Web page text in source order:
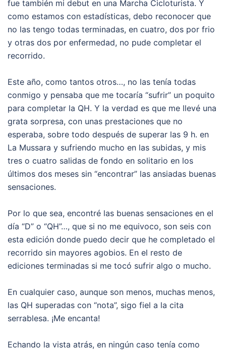
fue también mi debut en una Marcha Cicloturista. Y
como estamos con estadísticas, debo reconocer que
no las tengo todas terminadas, en cuatro, dos por frio
y otras dos por enfermedad, no pude completar el
recorrido.
Este año, como tantos otros…, no las tenía todas
conmigo y pensaba que me tocaría “sufrir” un poquito
para completar la QH. Y la verdad es que me llevé una
grata sorpresa, con unas prestaciones que no
esperaba, sobre todo después de superar las 9 h. en
La Mussara y sufriendo mucho en las subidas, y mis
tres o cuatro salidas de fondo en solitario en los
últimos dos meses sin “encontrar” las ansiadas buenas
sensaciones.
Por lo que sea, encontré las buenas sensaciones en el
día “D” o “QH”…, que si no me equivoco, son seis con
esta edición donde puedo decir que he completado el
recorrido sin mayores agobios. En el resto de
ediciones terminadas si me tocó sufrir algo o mucho.
En cualquier caso, aunque son menos, muchas menos,
las QH superadas con “nota”, sigo fiel a la cita
serrablesa. ¡Me encanta!
Echando la vista atrás, en ningún caso tenía como